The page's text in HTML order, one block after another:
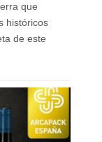
que
históricos
de este